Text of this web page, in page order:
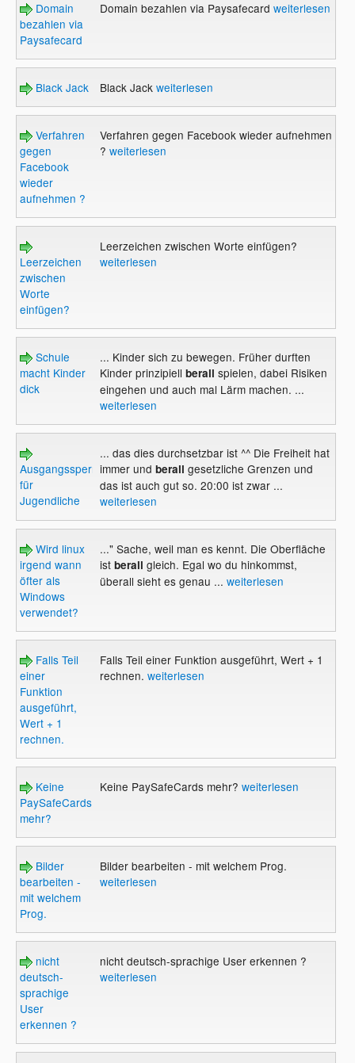
Domain
bezahlen via
Paysafecard
Domain bezahlen via Paysafecard weiterlesen
Black Jack Black Jack weiterlesen
Verfahren
gegen
Facebook
wieder
aufnehmen ?
Verfahren gegen Facebook wieder aufnehmen
? weiterlesen
Leerzeichen
zwischen
Worte
einfügen?
Leerzeichen zwischen Worte einfügen?
weiterlesen
Schule
macht Kinder
dick
... Kinder sich zu bewegen. Früher durften
Kinder prinzipiell berall spielen, dabei Risiken
eingehen und auch mal Lärm machen. ...
weiterlesen
Ausgangssperre
für
Jugendliche
... das dies durchsetzbar ist ^^ Die Freiheit hat
immer und berall gesetzliche Grenzen und
das ist auch gut so. 20:00 ist zwar ...
weiterlesen
Wird linux
irgend wann
öfter als
Windows
verwendet?
..." Sache, weil man es kennt. Die Oberfläche
ist berall gleich. Egal wo du hinkommst,
überall sieht es genau ... weiterlesen
Falls Teil
einer
Funktion
ausgeführt,
Wert + 1
rechnen.
Falls Teil einer Funktion ausgeführt, Wert + 1
rechnen. weiterlesen
Keine
PaySafeCards
mehr?
Keine PaySafeCards mehr? weiterlesen
Bilder
bearbeiten -
mit welchem
Prog.
Bilder bearbeiten - mit welchem Prog.
weiterlesen
nicht
deutsch-
sprachige
User
erkennen ?
nicht deutsch-sprachige User erkennen ?
weiterlesen